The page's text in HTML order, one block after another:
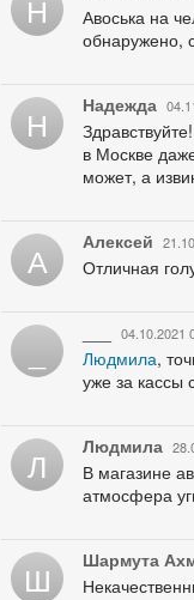
Н
Авоська на
обнаружено,
Н Надежда
в Москве
может, а
А Алексей
Отличная
04.10.2021
Людмила,
уже за кассы
Л Людмила
В магазине
атмосфера
Ш Шармута